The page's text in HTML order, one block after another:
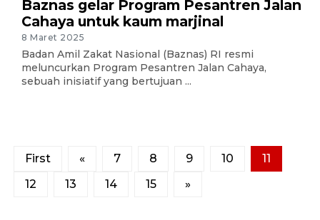
Baznas gelar Program Pesantren Jalan
Cahaya untuk kaum marjinal
8 Maret 2025
Badan Amil Zakat Nasional (Baznas) RI resmi
meluncurkan Program Pesantren Jalan Cahaya,
sebuah inisiatif yang bertujuan ...
First « 7 8 9 10
11
12
13 14 15 »